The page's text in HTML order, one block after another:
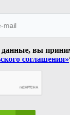
вы
соглашения»